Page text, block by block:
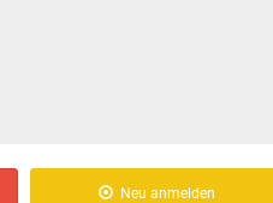
Neu anmelden